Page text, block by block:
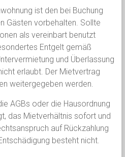
ist den bei Buchung
Gästen vorbehalten. Sollte
als vereinbart benutzt
Entgelt gemäß
und Überlassung
erlaubt. Der Mietvertrag
weitergegeben werden.
AGBs oder die Hausordnung
das Mietverhältnis sofort und
auf Rückzahlung
besteht nicht.